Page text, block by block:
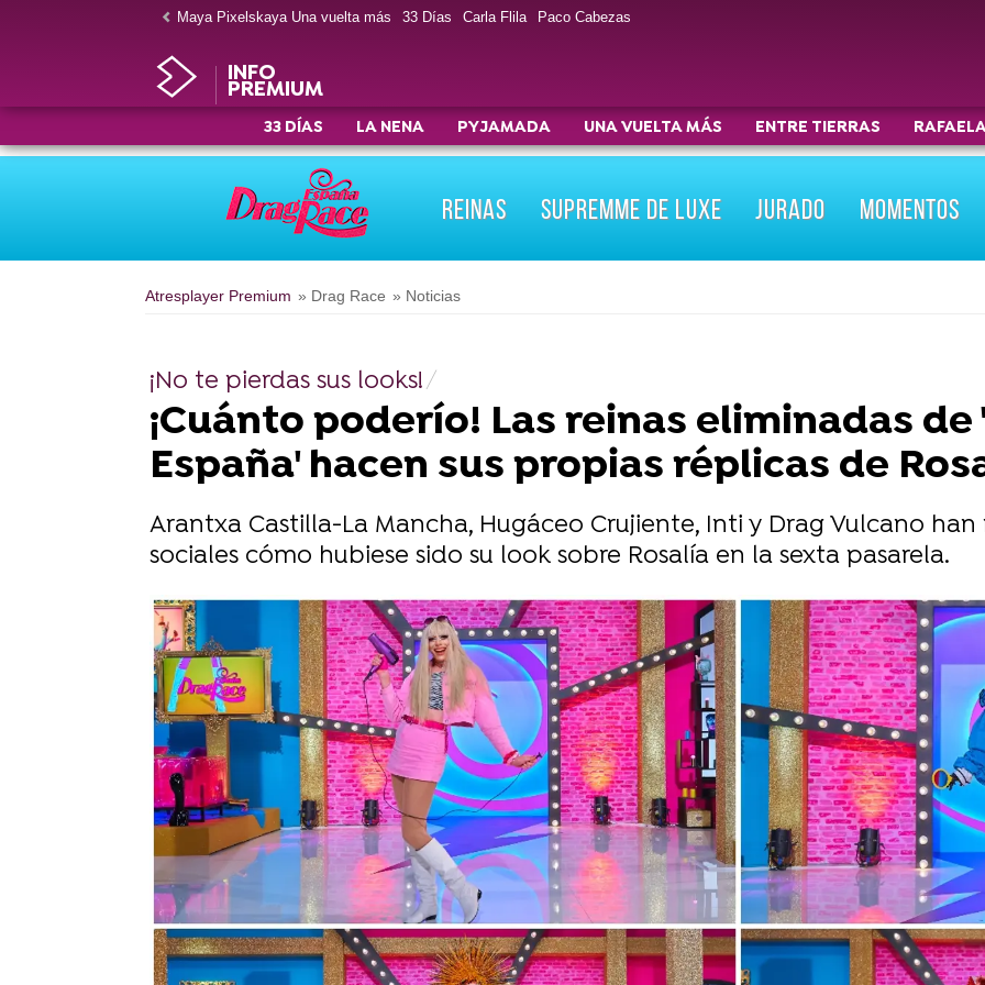
Maya Pixelskaya Una vuelta más 33 Días Carla Flila Paco Cabezas
INFO
PREMIUM
33 DÍAS LA NENA PYJAMADA UNA VUELTA MÁS ENTRE TIERRAS
REINAS SUPREMME DE LUXE JURADO MOMENTOS
Atresplayer Premium » Drag Race » Noticias
¡No te pierdas sus looks!
¡Cuánto poderío! Las reinas eliminadas de
España' hacen sus propias réplicas de
Arantxa Castilla-La Mancha, Hugáceo Crujiente, Inti y Drag Vulcano
sociales cómo hubiese sido su look sobre Rosalía en la sexta pasarela.